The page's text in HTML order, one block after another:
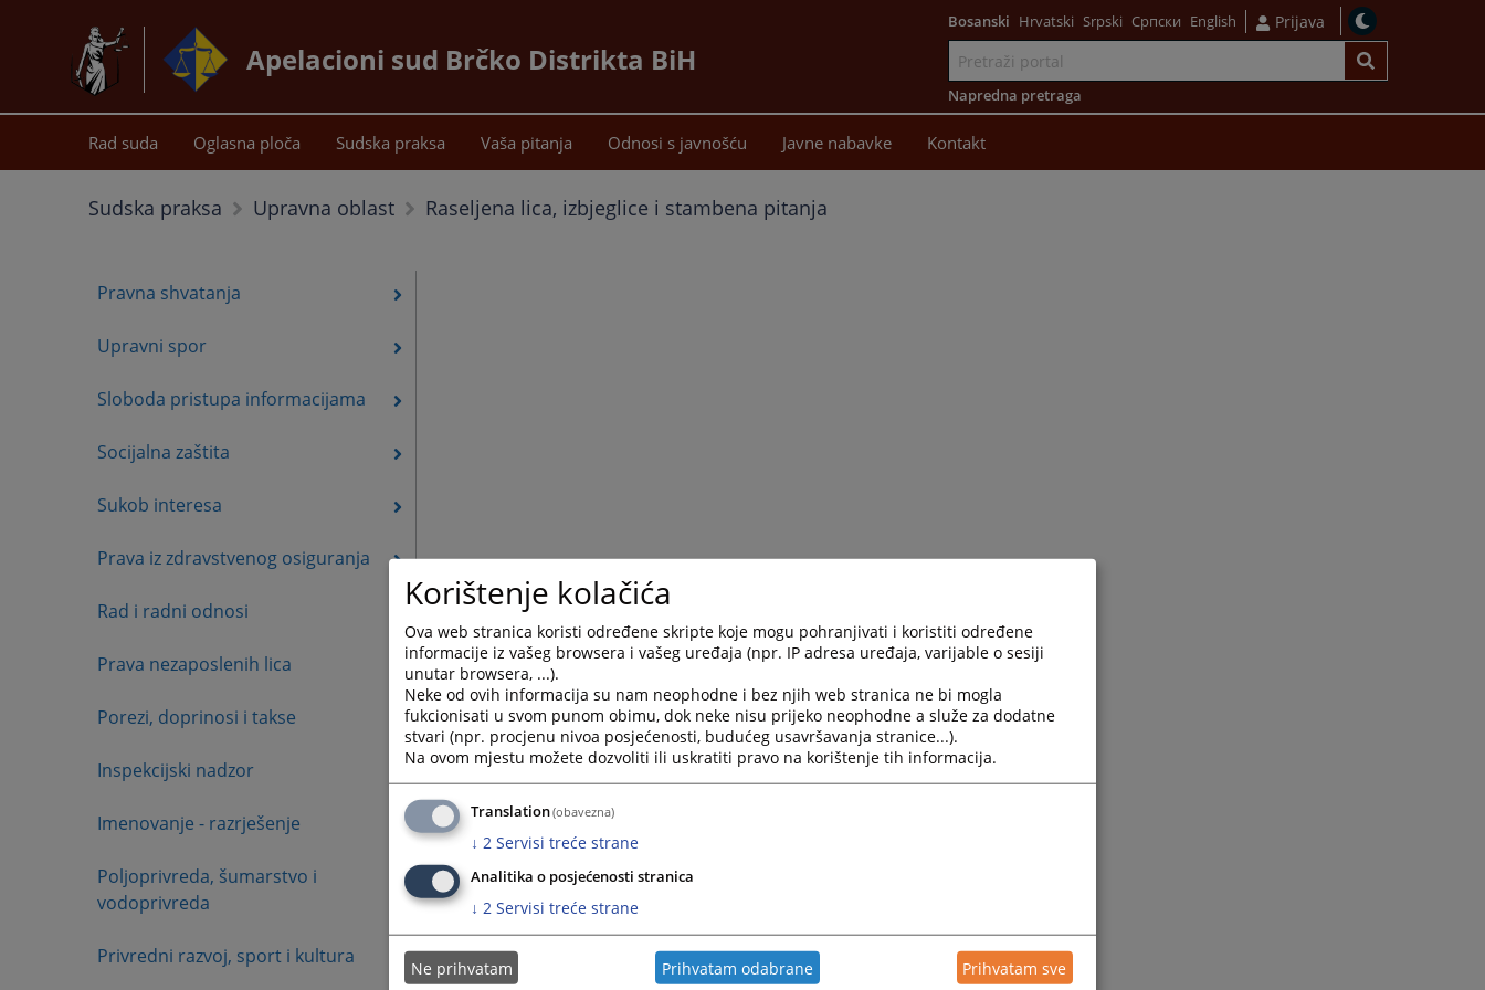
Apelacioni sud Brčko Distrikta BiH
sadržaj
Bosanski Hrvatski Srpski Српски English Prijava
Napredna pretraga
Rad suda Oglasna ploča Sudska praksa Vaša pitanja Odnosi s javnošću Javne nabavke Kontakt
Sudska praksa Upravna oblast Raseljena lica, izbjeglice i stambena pitanja
Pravna shvatanja
Upravni spor
Sloboda pristupa informacijama
Socijalna zaštita
Sukob interesa
Prava iz zdravstvenog osiguranja
Rad i radni odnosi
Prava nezaposlenih lica
Porezi, doprinosi i takse
Inspekcijski nadzor
Imenovanje - razrješenje
Poljoprivreda, šumarstvo i
vodoprivreda
Privredni razvoj, sport i kultura
Korištenje kolačića
Ova web stranica koristi određene skripte koje mogu pohranjivati i koristiti određene
informacije iz vašeg browsera i vašeg uređaja (npr. IP adresa uređaja, varijable o sesiji
unutar browsera, ...).
Neke od ovih informacija su nam neophodne i bez njih web stranica ne bi mogla
fukcionisati u svom punom obimu, dok neke nisu prijeko neophodne a služe za dodatne
stvari (npr. procjenu nivoa posjećenosti, budućeg usavršavanja stranice...).
Na ovom mjestu možete dozvoliti ili uskratiti pravo na korištenje tih informacija.
Translation(obavezna)
↓ 2 Servisi treće strane
Analitika o posjećenosti stranica
↓ 2 Servisi treće strane
Ne prihvatam Prihvatam odabrane Prihvatam sve